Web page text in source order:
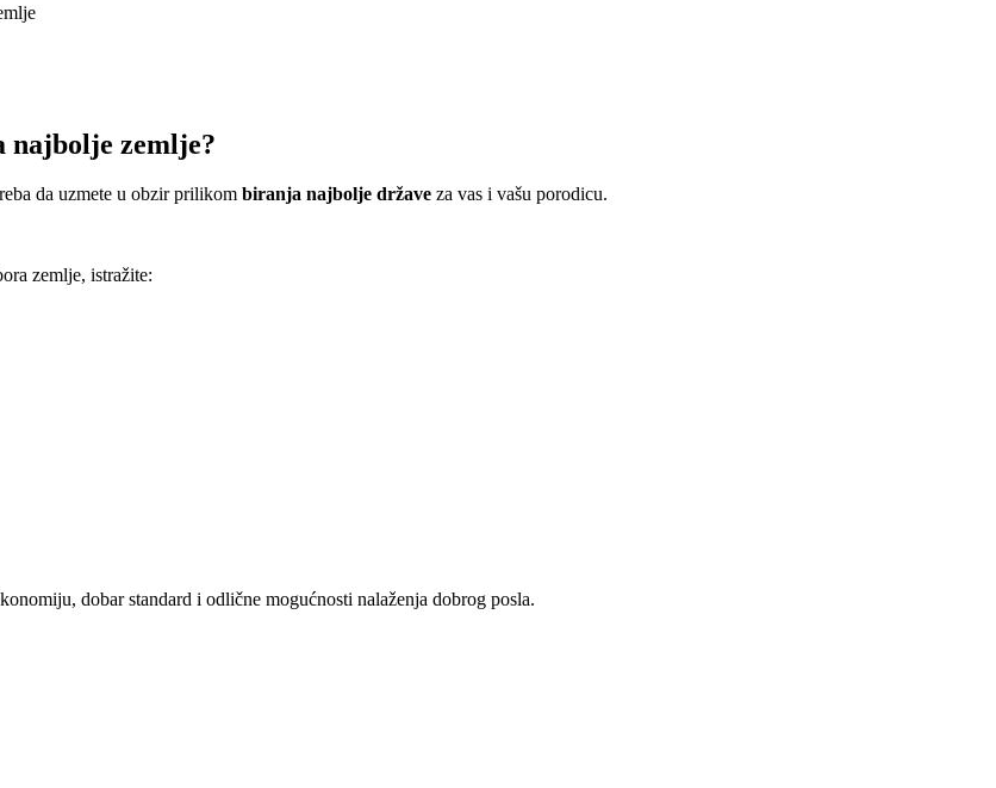
zemlje?
da uzmete u obzir prilikom biranja najbolje države za vas i vašu porodicu.
zemlje, istražite:
dobar standard i odlične mogućnosti nalaženja dobrog posla.